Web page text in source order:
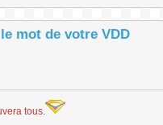
mot de votre VDD
tous.